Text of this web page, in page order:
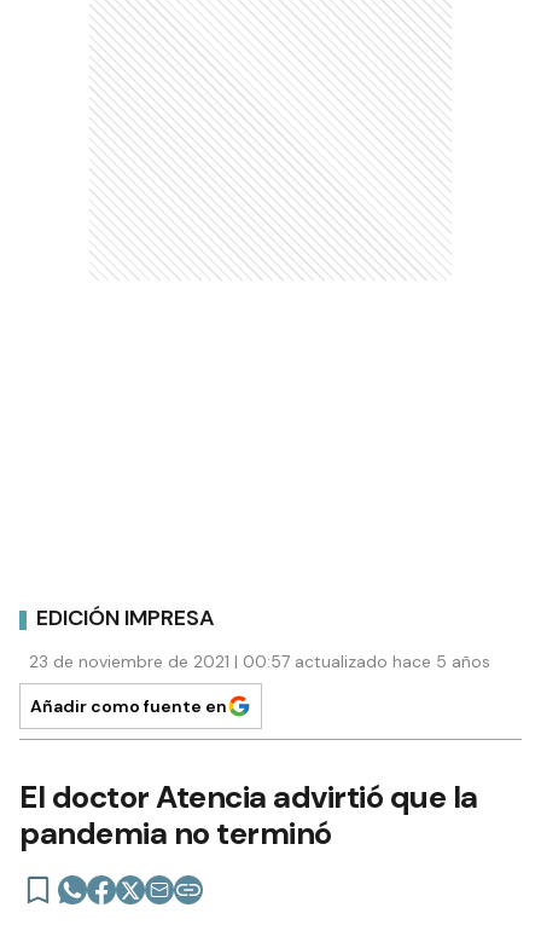
EDICIÓN IMPRESA
23 de noviembre de 2021 | 00:57 actualizado hace 5 años
Añadir como fuente en
El doctor Atencia advirtió que la
pandemia no terminó